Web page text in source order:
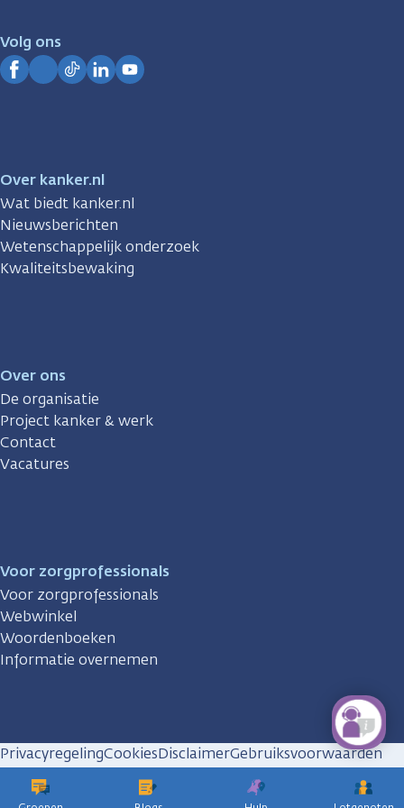
Volg ons
Over kanker.nl
Wat biedt kanker.nl
Nieuwsberichten
Wetenschappelijk onderzoek
Kwaliteitsbewaking
Over ons
De organisatie
Project kanker & werk
Contact
Vacatures
Voor zorgprofessionals
Voor zorgprofessionals
Webwinkel
Woordenboeken
Informatie overnemen
PrivacyregelingCookiesDisclaimerGebruiksvoorwaarden
Huisregels